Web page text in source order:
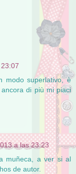
modo superlativo, è
di più mi piaci
a las 23:23
muñeca, a ver si al
de autor.